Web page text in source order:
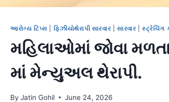
આરોગ્ય ટિપ્સ ફિઝીયોથેરાપી સારવાર સારવાર |સ્ટ્રેચિંગ
મહિલાઓમાં જોવા
માં મેન્યુઅલ થેરાપી.
By Jatin Gohil June 24, 2026